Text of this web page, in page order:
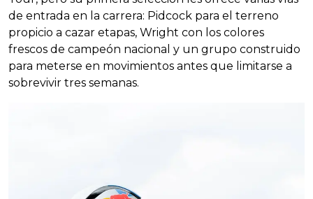
de entrada en la carrera: Pidcock para el terreno
propicio a cazar etapas, Wright con los colores
frescos de campeón nacional y un grupo construido
para meterse en movimientos antes que limitarse a
sobrevivir tres semanas.